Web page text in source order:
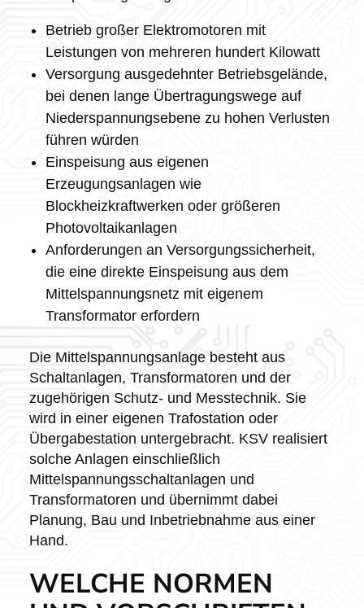
Betrieb großer Elektromotoren mit
Leistungen von mehreren hundert Kilowatt
Versorgung ausgedehnter Betriebsgelände,
bei denen lange Übertragungswege auf
Niederspannungsebene zu hohen Verlusten
führen würden
Einspeisung aus eigenen
Erzeugungsanlagen wie
Blockheizkraftwerken oder größeren
Photovoltaikanlagen
Anforderungen an Versorgungssicherheit,
die eine direkte Einspeisung aus dem
Mittelspannungsnetz mit eigenem
Transformator erfordern
Die Mittelspannungsanlage besteht aus
Schaltanlagen, Transformatoren und der
zugehörigen Schutz- und Messtechnik. Sie
wird in einer eigenen Trafostation oder
Übergabestation untergebracht. KSV realisiert
solche Anlagen einschließlich
Mittelspannungsschaltanlagen und
Transformatoren und übernimmt dabei
Planung, Bau und Inbetriebnahme aus einer
Hand.
WELCHE NORMEN